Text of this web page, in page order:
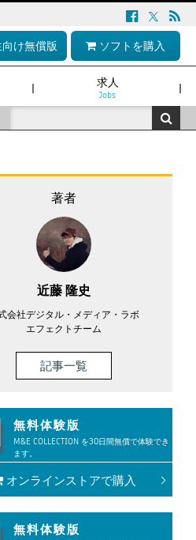
け無償版 ソフトを購入
求人
Jobs
著者
近藤 隆史
会社デジタル・メディア・ラボ
エフェクトチーム
記事一覧
無料体験版
M&E COLLECTION を30日間無償で体験でき
ます。
オンラインストアで購入
無料体験版